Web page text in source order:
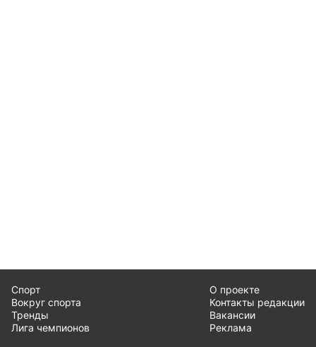
Спорт
Вокруг спорта
Тренды
Лига чемпионов
О проекте
Контакты редакции
Вакансии
Реклама